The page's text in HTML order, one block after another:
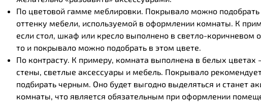
По цветовой гамме меблировки. Покрывало можно подобрать
оттенку мебели, используемой в оформлении комнаты. К
если стол, шкаф или кресло выполнено в светло-коричневом
то и покрывало можно подобрать в этом цвете.
По контрасту. К примеру, комната выполнена в белых цветах
стены, светлые аксессуары и мебель. Покрывало
подбирать черным. Оно будет выгодно выделяться и станет
комнаты, что является обязательным при оформлении